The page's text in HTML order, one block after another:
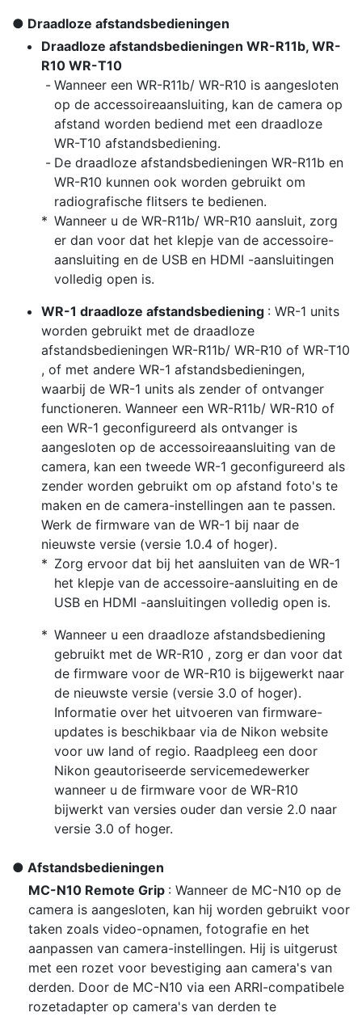
Draadloze afstandsbedieningen
Draadloze afstandsbedieningen WR-R11b, WR-
R10 WR-T10
Wanneer een WR-R11b/ WR-R10 is aangesloten
op de accessoireaansluiting, kan de camera op
afstand worden bediend met een draadloze
WR-T10 afstandsbediening.
De draadloze afstandsbedieningen WR-R11b en
WR-R10 kunnen ook worden gebruikt om
radiografische flitsers te bedienen.
Wanneer u de WR-R11b/ WR-R10 aansluit, zorg
er dan voor dat het klepje van de accessoire-
aansluiting en de USB en HDMI -aansluitingen
volledig open is.
WR-1 draadloze afstandsbediening : WR-1 units
worden gebruikt met de draadloze
afstandsbedieningen WR-R11b/ WR-R10 of WR-T10
, of met andere WR-1 afstandsbedieningen,
waarbij de WR-1 units als zender of ontvanger
functioneren. Wanneer een WR-R11b/ WR-R10 of
een WR-1 geconfigureerd als ontvanger is
aangesloten op de accessoireaansluiting van de
camera, kan een tweede WR-1 geconfigureerd als
zender worden gebruikt om op afstand foto's te
maken en de camera-instellingen aan te passen.
Werk de firmware van de WR-1 bij naar de
nieuwste versie (versie 1.0.4 of hoger).
Zorg ervoor dat bij het aansluiten van de WR-1
het klepje van de accessoire-aansluiting en de
USB en HDMI -aansluitingen volledig open is.
Wanneer u een draadloze afstandsbediening
gebruikt met de WR-R10 , zorg er dan voor dat
de firmware voor de WR-R10 is bijgewerkt naar
de nieuwste versie (versie 3.0 of hoger).
Informatie over het uitvoeren van firmware-
updates is beschikbaar via de Nikon website
voor uw land of regio. Raadpleeg een door
Nikon geautoriseerde servicemedewerker
wanneer u de firmware voor de WR-R10
bijwerkt van versies ouder dan versie 2.0 naar
versie 3.0 of hoger.
Afstandsbedieningen
MC-N10 Remote Grip : Wanneer de MC-N10 op de
camera is aangesloten, kan hij worden gebruikt voor
taken zoals video-opnamen, fotografie en het
aanpassen van camera-instellingen. Hij is uitgerust
met een rozet voor bevestiging aan camera's van
derden. Door de MC-N10 via een ARRI-compatibele
rozetadapter op camera's van derden te